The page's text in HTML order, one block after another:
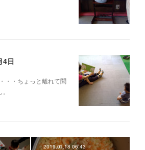
4日
・・ちょっと離れて聞
2019.01.18 06:43